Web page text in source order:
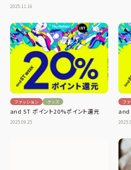
2025.11.16
ファッション グッズ
and ST ポイント20%ポイント還元
2025.09.25
フ
and